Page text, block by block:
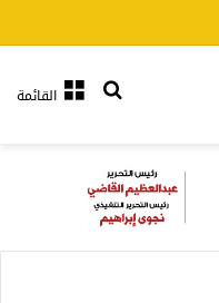
القائمةبحث عن